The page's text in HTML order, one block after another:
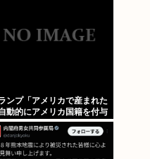
ンプ「アメリカで産まれた
動的にアメリカ国籍を付与
のをやめる！」